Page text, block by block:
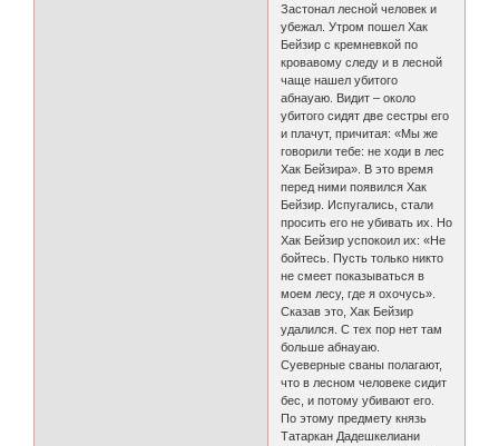
Застонал лесной человек и
убежал. Утром пошел Хак
Бейзир с кремневкой по
кровавому следу и в лесной
чаще нашел убитого
абнауаю. Видит – около
убитого сидят две сестры его
и плачут, причитая: «Мы же
говорили тебе: не ходи в лес
Хак Бейзира». В это время
перед ними появился Хак
Бейзир. Испугались, стали
просить его не убивать их. Но
Хак Бейзир успокоил их: «Не
бойтесь. Пусть только никто
не смеет показываться в
моем лесу, где я охочусь».
Сказав это, Хак Бейзир
удалился. С тех пор нет там
больше абнауаю.
Суеверные сваны полагают,
что в лесном человеке сидит
бес, и потому убивают его.
По этому предмету князь
Татаркан Дадешкелиани